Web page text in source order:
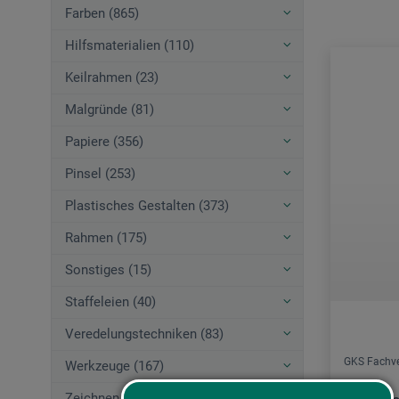
Farben (865)
Hilfsmaterialien (110)
Keilrahmen (23)
Malgründe (81)
Papiere (356)
Pinsel (253)
Plastisches Gestalten (373)
Rahmen (175)
Sonstiges (15)
Staffeleien (40)
Veredelungstechniken (83)
Werkzeuge (167)
GKS